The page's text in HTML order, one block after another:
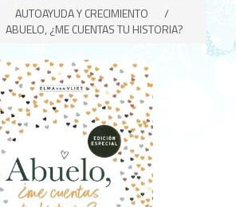
AUTOAYUDA Y CRECIMIENTO
/
ABUELO, ¿ME CUENTAS TU HISTORIA?